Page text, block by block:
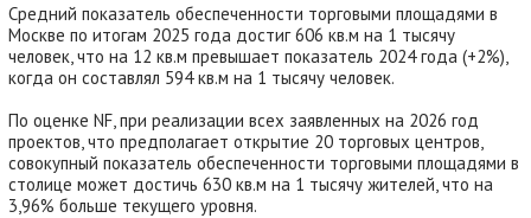
Средний показатель обеспеченности торговыми площадями в
Москве по итогам 2025 года достиг 606 кв.м на 1 тысячу
человек, что на 12 кв.м превышает показатель 2024 года (+2%),
когда он составлял 594 кв.м на 1 тысячу человек.
По оценке NF, при реализации всех заявленных на 2026 год
проектов, что предполагает открытие 20 торговых центров,
совокупный показатель обеспеченности торговыми площадями в
столице может достичь 630 кв.м на 1 тысячу жителей, что на
3,96% больше текущего уровня.